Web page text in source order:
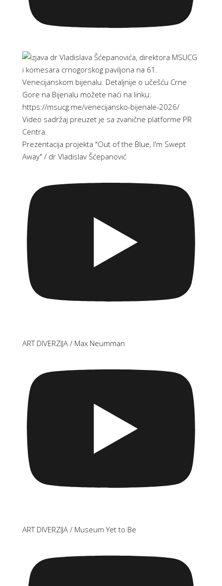
Prezentacija projekta "Out of the Blue, I'm Swept
Away" / dr Vladislav Šćepanović
ART DIVERZIJA / Max Neumman
ART DIVERZIJA / Museum Yet to Be